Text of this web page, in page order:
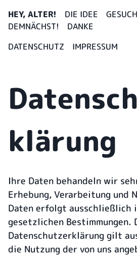
HEY, ALTER! DIE IDEE
DEMNÄCHST!
DANKE
DATENSCHUTZ
IMPRESSUM
klärung
Ihre Daten behandeln wir
Erhebung, Verarbeitung und
Daten erfolgt ausschließlich
gesetzlichen Bestimmungen.
Datenschutzerklärung gilt
die Nutzung der von uns